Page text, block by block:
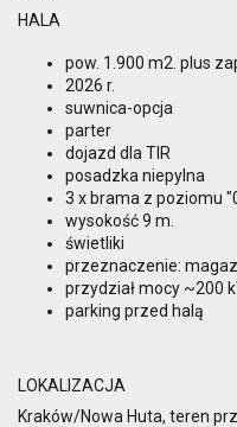
HALA
pow. 1.900 m2. plus
2026 r.
suwnica-opcja
parter
dojazd dla TIR
posadzka niepylna
3 x brama z poziomu
wysokość 9 m.
świetliki
przeznaczenie:
przydział mocy ~200
parking przed halą
LOKALIZACJA
Kraków/Nowa Huta, teren